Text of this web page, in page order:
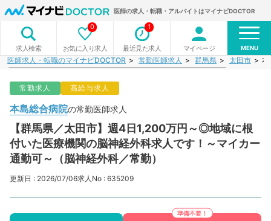
医師の求人・転職・アルバイトはマイナビDOCTOR
求人検索 お気に入り求人
0
最近見た求人
1
マイページ MENU
医師求人・転職のマイナビDOCTOR 常勤医師求人 群馬県 太田市 本
常勤求人 高給与求人
本島総合病院の常勤医師求人
【群馬県／太田市】週4日1,200万円～◎地域に根
付いた医療機関の脳神経外科求人です！～マイカー
通勤可～（脳神経外科／常勤）
更新日 : 2026/07/06求人No : 635209